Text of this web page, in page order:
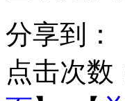
分享到：
点击次数